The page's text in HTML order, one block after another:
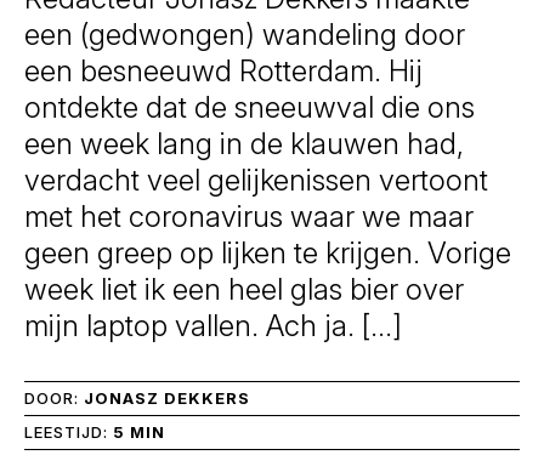
een (gedwongen) wandeling door
een besneeuwd Rotterdam. Hij
ontdekte dat de sneeuwval die ons
een week lang in de klauwen had,
verdacht veel gelijkenissen vertoont
met het coronavirus waar we maar
geen greep op lijken te krijgen. Vorige
week liet ik een heel glas bier over
mijn laptop vallen. Ach ja. […]
DOOR: JONASZ DEKKERS
LEESTIJD: 5 MIN